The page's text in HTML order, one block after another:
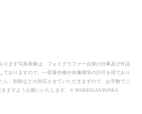
ります写真画像は、フォトグラファー自身の仕事及び作品
ておりますので、一部著作権や肖像権等の許可を得ており
ら、削除などの対応させていただきますので、お手数でご
ますようお願いいたします。© MAKIOGASAWARA